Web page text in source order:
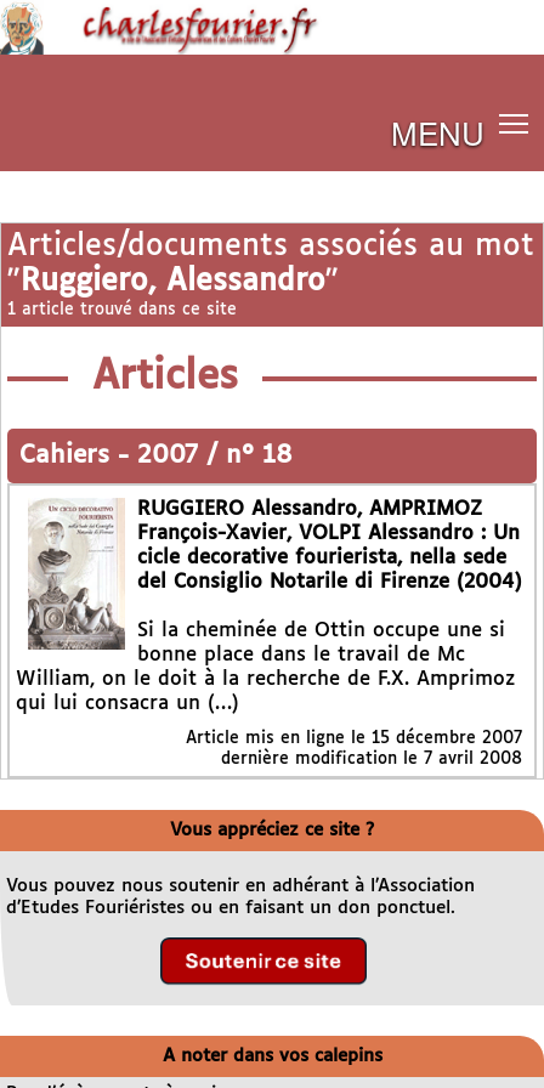
MENU
Articles/documents associés au mot
" Ruggiero, Alessandro"
1 article trouvé dans ce site
Articles
Cahiers - 2007 / n° 18
RUGGIERO Alessandro, AMPRIMOZ
François-Xavier, VOLPI Alessandro : Un
cicle decorative fourierista, nella sede
del Consiglio Notarile di Firenze (2004)
Si la cheminée de Ottin occupe une si
bonne place dans le travail de Mc
William, on le doit à la recherche de F.X. Amprimoz
qui lui consacra un (…)
Article mis en ligne le 15 décembre 2007
dernière modification le 7 avril 2008
Vous appréciez ce site ?
Vous pouvez nous soutenir en adhérant à l’Association
d’Etudes Fouriéristes ou en faisant un don ponctuel.
A noter dans vos calepins